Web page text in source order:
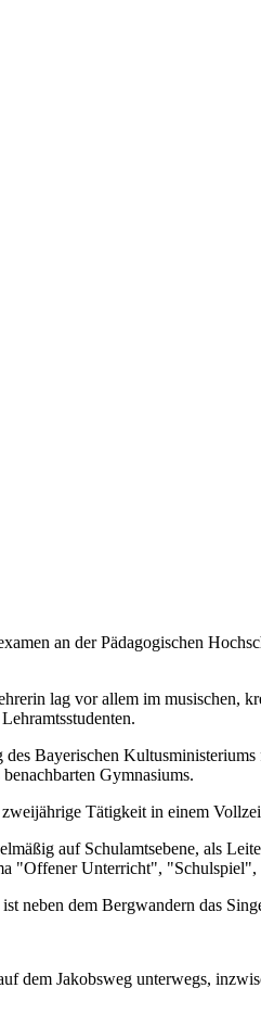
an der Pädagogischen
lag vor allem im musischen,
Bayerischen
Gymnasiums.
Tätigkeit in einem
auf Schulamtsebene, als
"Offener Unterricht",
neben dem Bergwandern das
dem Jakobsweg unterwegs,